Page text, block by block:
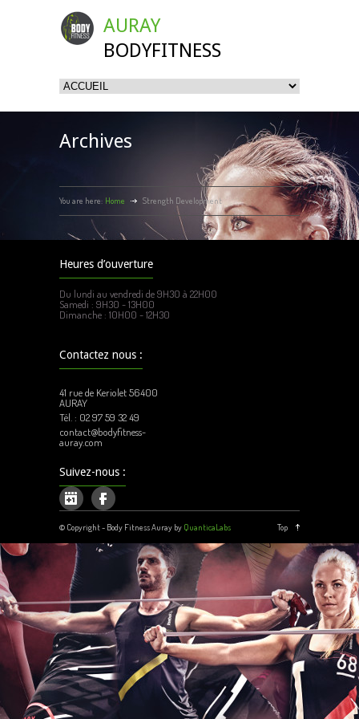
AURAY
BODYFITNESS
Archives
You are here: Home Strength Development
Heures d’ouverture
Du lundi au vendredi de 9H30 à 22H00
Samedi : 9H30 - 13H00
Dimanche : 10H00 - 12H30
Contactez nous :
41 rue de Keriolet 56400
AURAY
Tél. : 02 97 59 32 49
contact@bodyfitness-
auray.com
Suivez-nous :
© Copyright - Body Fitness Auray by QuanticaLabs Top